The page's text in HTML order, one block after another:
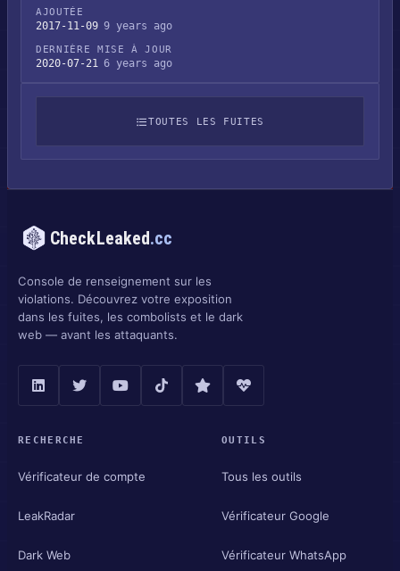
AJOUTÉE
2017-11-09 9 years ago
DERNIÈRE MISE À JOUR
2020-07-21 6 years ago
TOUTES LES FUITES
CheckLeaked.cc
Console de renseignement sur les
violations. Découvrez votre exposition
dans les fuites, les combolists et le dark
web — avant les attaquants.
RECHERCHE
Vérificateur de compte
LeakRadar
Dark Web
OUTILS
Tous les outils
Vérificateur Google
Vérificateur WhatsApp